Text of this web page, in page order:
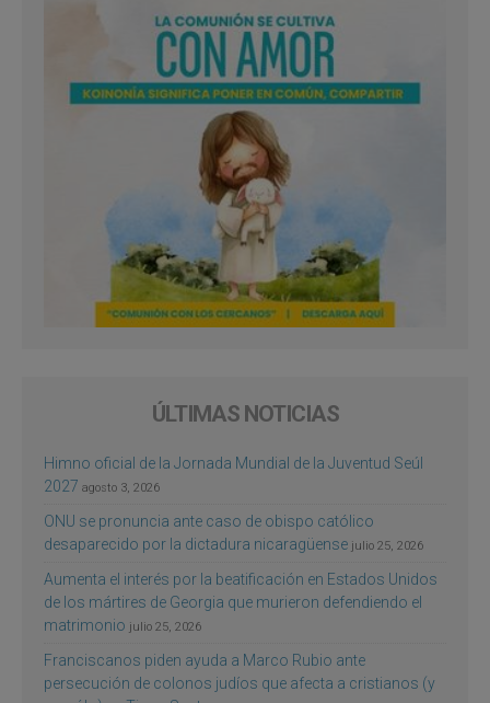
ÚLTIMAS NOTICIAS
Himno oficial de la Jornada Mundial de la Juventud Seúl
2027 agosto 3, 2026
ONU se pronuncia ante caso de obispo católico
desaparecido por la dictadura nicaragüense julio 25, 2026
Aumenta el interés por la beatificación en Estados Unidos
de los mártires de Georgia que murieron defendiendo el
matrimonio julio 25, 2026
Franciscanos piden ayuda a Marco Rubio ante
persecución de colonos judíos que afecta a cristianos (y